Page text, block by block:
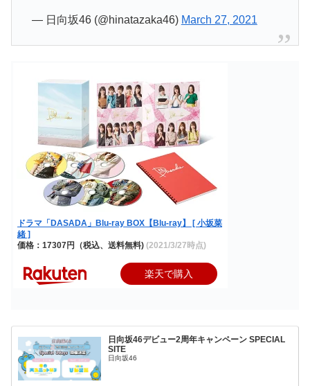
— 日向坂46 (@hinatazaka46) March 27, 2021
ドラマ「DASADA」Blu-ray BOX【Blu-ray】 [ 小坂菜
緒 ]
価格：17307円（税込、送料無料) (2021/3/27時点)
楽天で購入
日向坂46デビュー2周年キャンペーン SPECIAL
SITE
日向坂46